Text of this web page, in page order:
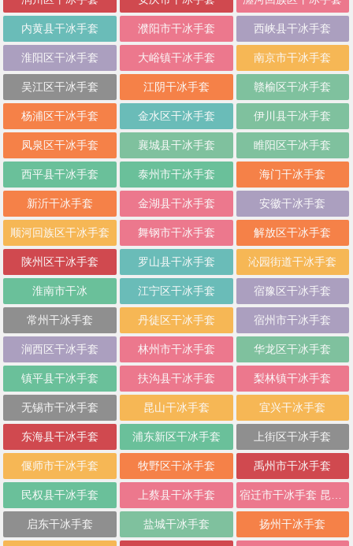
内黄县干冰手套 濮阳市干冰手套 西峡县干冰手套
淮阳区干冰手套 大峪镇干冰手套 南京市干冰手套
吴江区干冰手套 江阴干冰手套 赣榆区干冰手套
杨浦区干冰手套 金水区干冰手套 伊川县干冰手套
凤泉区干冰手套 襄城县干冰手套 睢阳区干冰手套
西平县干冰手套 泰州市干冰手套 海门干冰手套
新沂干冰手套 金湖县干冰手套 安徽干冰手套
顺河回族区干冰手套 舞钢市干冰手套 解放区干冰手套
陕州区干冰手套 罗山县干冰手套 沁园街道干冰手套
淮南市干冰 江宁区干冰手套 宿豫区干冰手套
常州干冰手套 丹徒区干冰手套 宿州市干冰手套
涧西区干冰手套 林州市干冰手套 华龙区干冰手套
镇平县干冰手套 扶沟县干冰手套 梨林镇干冰手套
无锡市干冰手套 昆山干冰手套 宜兴干冰手套
东海县干冰手套 浦东新区干冰手套 上街区干冰手套
偃师市干冰手套 牧野区干冰手套 禹州市干冰手套
民权县干冰手套 上蔡县干冰手套 宿迁市干冰手套 昆山干冰手套
启东干冰手套 盐城干冰手套 扬州干冰手套